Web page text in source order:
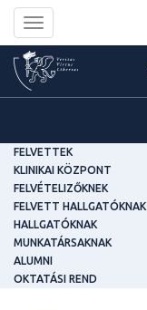
Toggle
navigation
FELVETTEK
KLINIKAI KÖZPONT
FELVÉTELIZŐKNEK
FELVETT HALLGATÓKNAK
HALLGATÓKNAK
MUNKATÁRSAKNAK
ALUMNI
OKTATÁSI REND